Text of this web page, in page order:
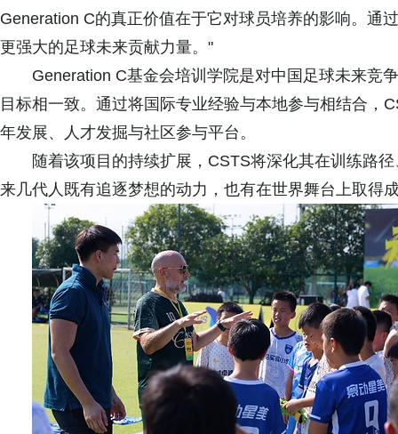
Generation C的真正价值在于它对球员培养的影响。通
更强大的足球未来贡献力量。"
Generation C基金会培训学院是对中国足球未来竞
目标相一致。通过将国际专业经验与本地参与相结合，
年发展、人才发掘与社区参与平台。
随着该项目的持续扩展，CSTS将深化其在训练路
来几代人既有追逐梦想的动力，也有在世界舞台上取得